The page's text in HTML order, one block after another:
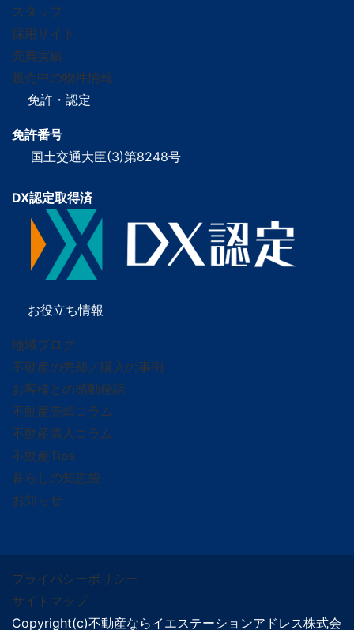
スタッフ
採用サイト
売買実績
販売中の物件情報
免許・認定
免許番号
国土交通大臣(3)第8248号
DX認定取得済
お役立ち情報
地域ブログ
不動産の売却／購入の事例
お客様との感動秘話
不動産売却コラム
不動産購入コラム
不動産Tips
暮らしの知恵袋
お知らせ
プライバシーポリシー
サイトマップ
Copyright(c)不動産ならイエステーションアドレス株式会